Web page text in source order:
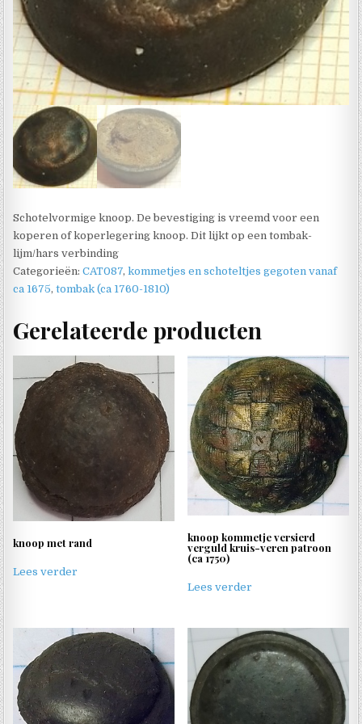
Schotelvormige knoop. De bevestiging is vreemd voor een
koperen of koperlegering knoop. Dit lijkt op een tombak-
lijm/hars verbinding
Categorieën:CAT087,kommetjes en schoteltjes gegoten vanaf
ca 1675,tombak (ca 1760-1810)
Gerelateerde producten
knoop met rand
Lees verder
knoop kommetje versierd
verguld kruis-veren patroon
(ca 1750)
Lees verder